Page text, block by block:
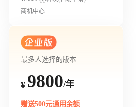
商机中心
最多人选择的版本
¥ 9800/年
赠送500元通用余额